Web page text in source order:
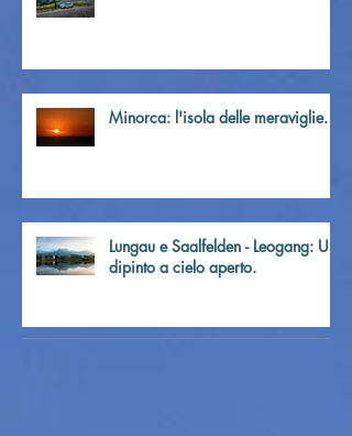
Minorca: l'isola delle meraviglie.
Lungau e Saalfelden - Leogang: Un
dipinto a cielo aperto.